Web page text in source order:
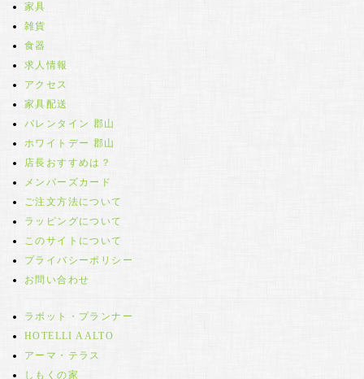
家具
雑貨
食器
求人情報
アクセス
家具配送
バレンタイン 郡山
ホワイトデー 郡山
店長おすすめは？
メンバーズカード
ご注文方法について
ラッピングについて
このサイトについて
プライバシーポリシー
お問い合わせ
ラボット・プランナー
HOTELLI AALTO
アーマ・テラス
しもくの家